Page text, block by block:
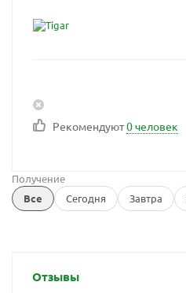
Рекомендуют0 человек
Получение
Все
Сегодня Завтра
Отзывы